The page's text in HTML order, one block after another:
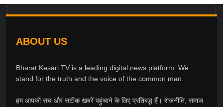
ABOUT US
Bharat Kesari TV is a leading digital news platform. We
stand for the truth and the voice of the common man.
हम आपको सच और सटीक खबरें पहुंचाने के लिए प्रतिबद्ध हैं। राजनीति, समाज